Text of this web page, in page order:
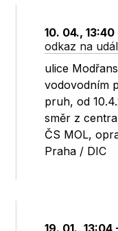
10. 04., 13:40
odkaz na
ulice
vodovodním
pruh, od
směr z
ČS MOL,
Praha / DIC
19. 01., 13:04